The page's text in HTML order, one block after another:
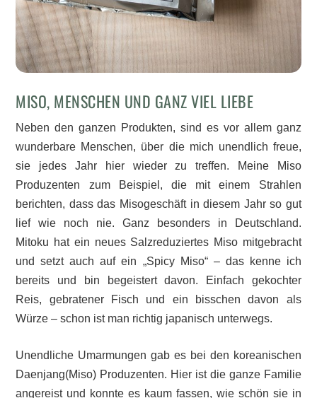
MISO, MENSCHEN UND GANZ VIEL LIEBE
Neben den ganzen Produkten, sind es vor allem ganz
wunderbare Menschen, über die mich unendlich freue,
sie jedes Jahr hier wieder zu treffen. Meine Miso
Produzenten zum Beispiel, die mit einem Strahlen
berichten, dass das Misogeschäft in diesem Jahr so gut
lief wie noch nie. Ganz besonders in Deutschland.
Mitoku hat ein neues Salzreduziertes Miso mitgebracht
und setzt auch auf ein „Spicy Miso“ – das kenne ich
bereits und bin begeistert davon. Einfach gekochter
Reis, gebratener Fisch und ein bisschen davon als
Würze – schon ist man richtig japanisch unterwegs.
Unendliche Umarmungen gab es bei den koreanischen
Daenjang(Miso) Produzenten. Hier ist die ganze Familie
angereist und konnte es kaum fassen, wie schön sie in